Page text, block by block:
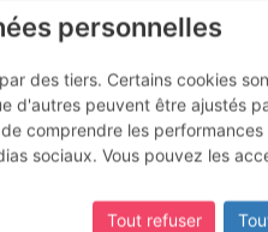
ne sont plus accessibles,
personnelles
des tiers. Certains cookies
d'autres peuvent être ajustés
comprendre les
sociaux. Vous pouvez les
Tout refuser